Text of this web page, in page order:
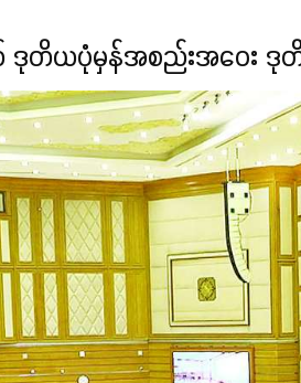
တိယပုံမှန်အစည်းအဝေး ဒုတိ